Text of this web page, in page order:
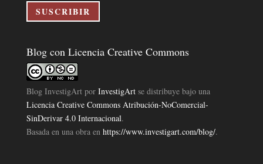
electrónico
SUSCRIBIR
Blog con Licencia Creative Commons
Blog InvestigArtpor InvestigArtse distribuye bajo una
Licencia Creative Commons Atribución-NoComercial-
SinDerivar 4.0 Internacional.
Basada en una obra en https://www.investigart.com/blog/.